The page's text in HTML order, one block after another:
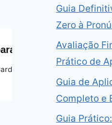
Conversas em
Guia
Zero à
Avaliação
Prático de
Guia de
Completo e
Guia